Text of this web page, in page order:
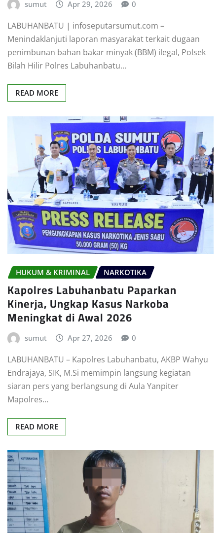
sumut Apr 29, 2026 0
LABUHANBATU | infoseputarsumut.com –
Menindaklanjuti laporan masyarakat terkait dugaan
penimbunan bahan bakar minyak (BBM) ilegal, Polsek
Bilah Hilir Polres Labuhanbatu…
READ MORE
HUKUM & KRIMINAL NARKOTIKA
Kapolres Labuhanbatu Paparkan
Kinerja, Ungkap Kasus Narkoba
Meningkat di Awal 2026
sumut Apr 27, 2026 0
LABUHANBATU – Kapolres Labuhanbatu, AKBP Wahyu
Endrajaya, SIK, M.Si memimpin langsung kegiatan
siaran pers yang berlangsung di Aula Yanpiter
Mapolres…
READ MORE